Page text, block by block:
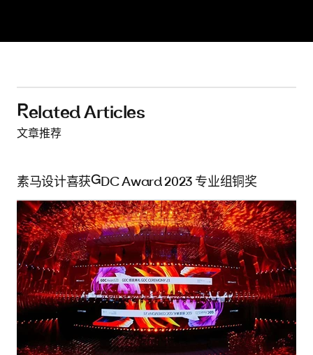
Related Articles
文章推荐
素马设计喜获GDC Award 2023 专业组铜奖